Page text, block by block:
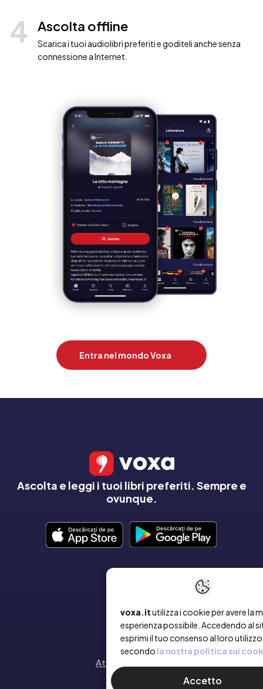
voxa.itutilizza i cookie per avere la
esperienza possibile. Accedendo al
esprimi il tuo consenso al loro utilizzo
secondo la nostra politica sui
Accetto
4 Ascolta offline
Scarica i tuoi audiolibri preferiti e goditeli anche senza
connessione a Internet.
Entra nel mondo Voxa
Ascolta e leggi i tuoi libri preferiti. Sempre e
ovunque.
Contatto
Attiva un voucher